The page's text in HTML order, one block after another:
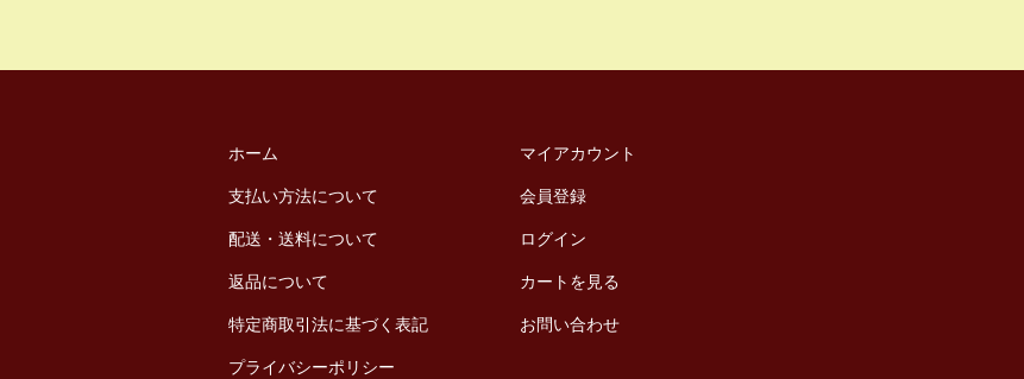
ホーム
支払い方法について
配送・送料について
返品について
特定商取引法に基づく表記
プライバシーポリシー
マイアカウント
会員登録
ログイン
カートを見る
お問い合わせ